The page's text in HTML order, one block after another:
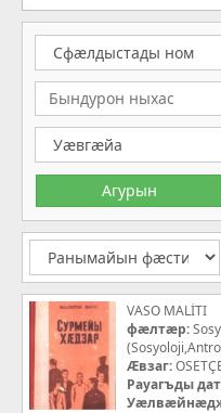
VASO MALİTI
фæлтæр:
Æвзаг:
Рауагъды